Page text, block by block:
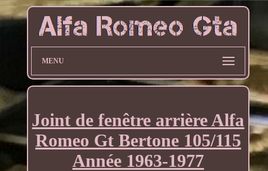
MENU
Joint de fenêtre arrière Alfa
Romeo Gt Bertone 105/115
Année 1963-1977